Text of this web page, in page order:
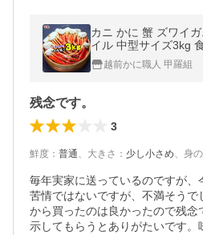
カニ かに 蟹 ズワイ
イル 中型サイズ3kg
れが入る場合があり
ント利用 爆買
越前かに職人 甲羅組
残念です。
3
鮮度 ： 普通、 大きさ ： 少し小さめ、 身
毎年実家に送っているのですが、
苦情ではないですが、不満そう
から買ったのは良かったので残念
示してもらうとありがたいです